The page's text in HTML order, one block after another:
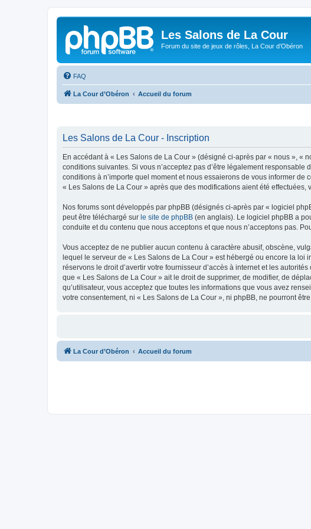
Les Salons de La Cour
Forum du site de jeux de rôles, La Cour d’Obéron
FAQ
La Cour d’Obéron Accueil du forum
Les Salons de La Cour - Inscription
En accédant à « Les Salons de La Cour » (désigné ci-après par « nous », «
conditions suivantes. Si vous n’acceptez pas d’être légalement
conditions à n’importe quel moment et nous essaierons de vous informer
« Les Salons de La Cour » après que des modifications aient été
Nos forums sont développés par phpBB (désignés ci-après par « logiciel
peut être téléchargé sur le site de phpBB (en anglais). Le logiciel phpBB a
conduite et du contenu que nous acceptons et que nous n’acceptons pas.
Vous acceptez de ne publier aucun contenu à caractère abusif, obscène,
lequel le serveur de « Les Salons de La Cour » est hébergé ou encore la
réservons le droit d’avertir votre fournisseur d’accès à internet et les
que « Les Salons de La Cour » ait le droit de supprimer, de modifier, de
qu’utilisateur, vous acceptez que toutes les informations que vous avez
votre consentement, ni « Les Salons de La Cour », ni phpBB, ne pourront
La Cour d’Obéron Accueil du forum